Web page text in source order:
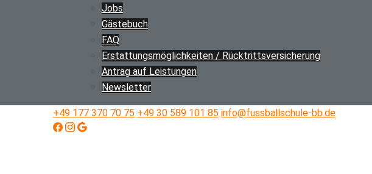
Jobs
Gästebuch
FAQ
Erstattungs­­möglichkeiten / Rücktritts­versicherung
Antrag auf Leistungen
Newsletter
+49 177 370 70 75 +49 30 589 101 85 info@fussballschule-bb.de